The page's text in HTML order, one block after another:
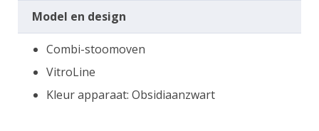
Model en design
Combi-stoomoven
VitroLine
Kleur apparaat: Obsidiaanzwart